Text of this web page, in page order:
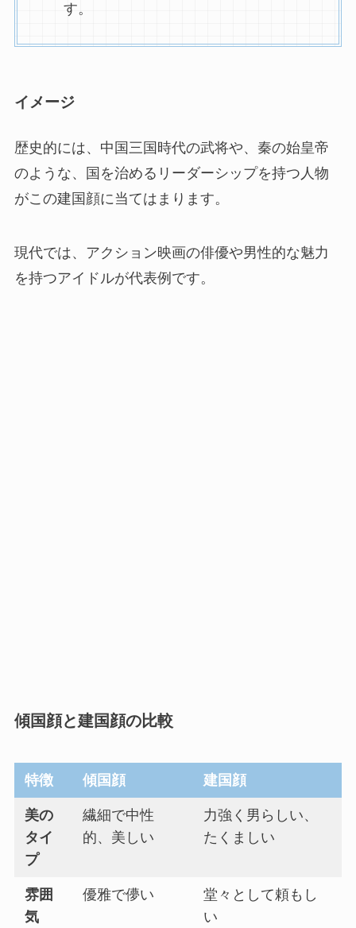
す。
イメージ
歴史的には、中国三国時代の武将や、秦の始皇帝
のような、国を治めるリーダーシップを持つ人物
がこの建国顔に当てはまります。
現代では、アクション映画の俳優や男性的な魅力
を持つアイドルが代表例です。
傾国顔と建国顔の比較
特徴 傾国顔 建国顔
美の
タイ
プ
繊細で中性
的、美しい
力強く男らしい、
たくましい
雰囲
気
優雅で儚い
堂々として頼もし
い